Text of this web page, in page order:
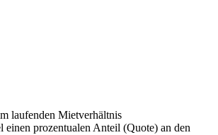
laufenden Mietverhältnis
einen prozentualen Anteil (Quote) an den